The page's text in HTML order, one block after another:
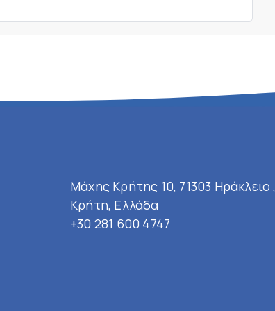
Μάχης Κρήτης 10, 71303 Ηράκλειο ,
Κρήτη, Ελλάδα
+30 281 600 4747